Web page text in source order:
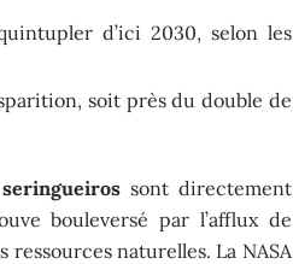
d’ici 2030, selon les
soit près du double de
seringueirossont directement
bouleversé par l’afflux de
naturelles. La NASA